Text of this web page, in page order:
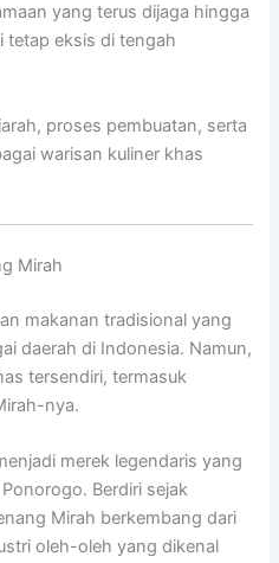
yang terus dijaga hingga
tetap eksis di tengah
proses pembuatan, serta
warisan kuliner khas
Mirah
makanan tradisional yang
daerah di Indonesia. Namun,
tersendiri, termasuk
nya.
merek legendaris yang
Berdiri sejak
Mirah berkembang dari
oleh-oleh yang dikenal